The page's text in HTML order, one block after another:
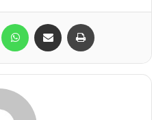
LinkedIn WhatsAppShare via Email